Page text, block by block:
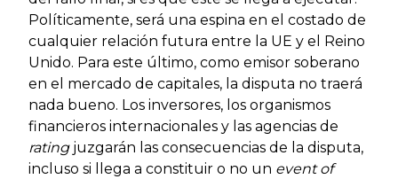
Políticamente, será una espina en el costado de
cualquier relación futura entre la UE y el Reino
Unido. Para este último, como emisor soberano
en el mercado de capitales, la disputa no traerá
nada bueno. Los inversores, los organismos
financieros internacionales y las agencias de
ratingjuzgarán las consecuencias de la disputa,
incluso si llega a constituir o no un event of